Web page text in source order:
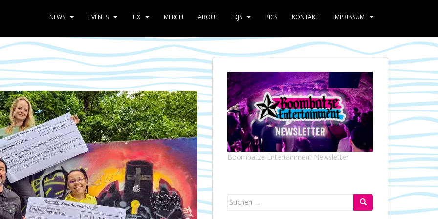
NEWS EVENTS TIX MERCH ABOUT DJS PICS KONTAKT IMPRESSUM
Boombatze Entertainment Newsletter
Suchen